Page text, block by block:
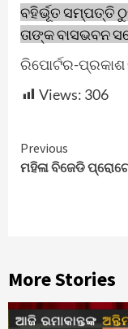
ବହିର୍ଭୂତ ସମ୍ପତ୍ତି
ତାଙ୍କ ବାସଭବନ
ରିପୋର୍ଟର-ପ୍ରକାଶ
Views: 306
Continue
Reading
Previous
ମହିଳା ବିଜେଡି
More Stories